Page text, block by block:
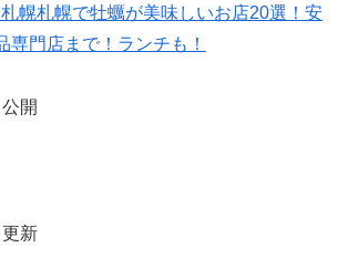
札幌札幌で牡蠣が美味しいお店20選！安
専門店まで！ランチも！
開
新